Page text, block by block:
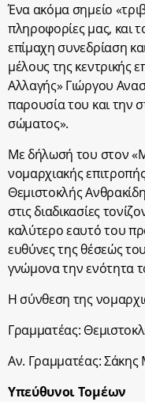
Ένα ακόμα σημείο
πληροφορίες μας, και
επίμαχη συνεδρίαση
μέλους της κεντρικής
Αλλαγής» Γιώργου
παρουσία του και την
σώματος».
Με δήλωσή του στον
νομαρχιακής
Θεμιστοκλής
στις διαδικασίες
καλύτερο εαυτό του
ευθύνες της θέσεώς
γνώμονα την ενότητα
Η σύνθεση της
Γραμματέας:
Αν. Γραμματέας: Σάκης
Υπεύθυνοι Τομέων